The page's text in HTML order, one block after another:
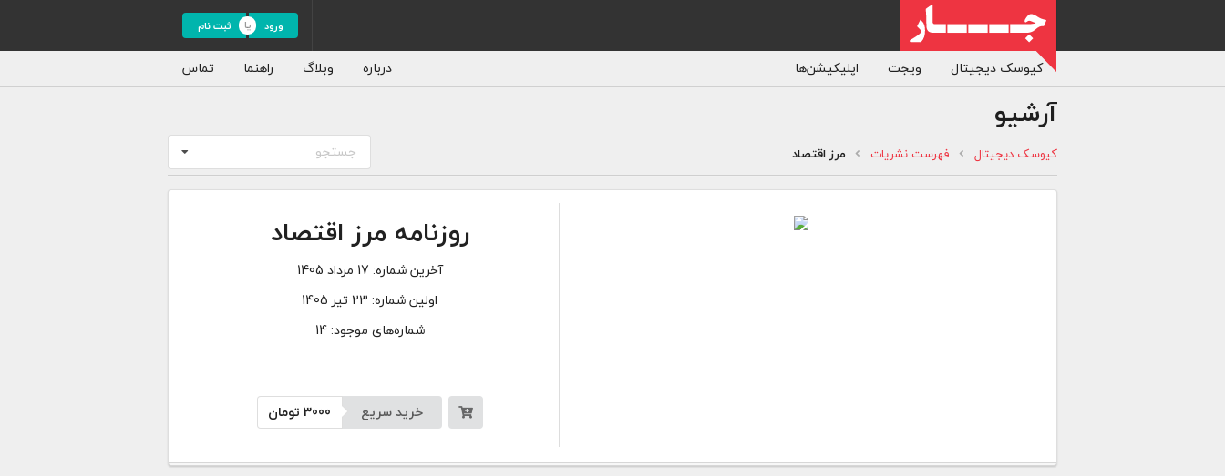
ورود ثبت نام
کیوسک دیجیتال ویجت اپلیکیشن‌ها درباره وبلاگ راهنما تماس
آرشیو
کیوسک دیجیتال فهرست نشریات مرز اقتصاد جستجو
روزنامه مرز اقتصاد
آخرین شماره: 17 مرداد 1405
اولین شماره: 23 تیر 1405
شماره‌های موجود: 14
خرید سریع 3000تومان